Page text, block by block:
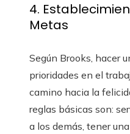
4.
Metas
Según Brooks, hacer
prioridades en el
camino hacia la
reglas básicas son:
a los demás, tener